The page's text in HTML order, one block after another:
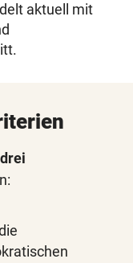
aktuell mit
drei